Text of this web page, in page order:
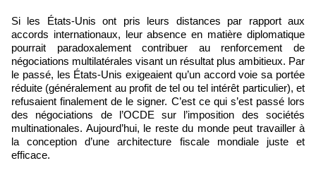
Si les États-Unis ont pris leurs distances par rapport aux
accords internationaux, leur absence en matière diplomatique
pourrait paradoxalement contribuer au renforcement de
négociations multilatérales visant un résultat plus ambitieux. Par
le passé, les États-Unis exigeaient qu’un accord voie sa portée
réduite (généralement au profit de tel ou tel intérêt particulier), et
refusaient finalement de le signer. C’est ce qui s’est passé lors
des négociations de l’OCDE sur l’imposition des sociétés
multinationales. Aujourd’hui, le reste du monde peut travailler à
la conception d’une architecture fiscale mondiale juste et
efficace.